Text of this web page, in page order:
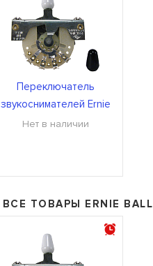
Переключатель
звукоснимателей Ernie
Ball P06370
Нет в наличии
ВСЕ ТОВАРЫ ERNIE BALL